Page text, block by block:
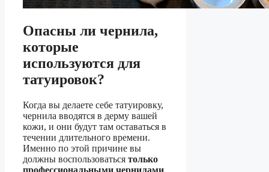
Опасны ли чернила,
которые
используются для
татуировок?
Когда вы делаете себе татуировку,
чернила вводятся в дерму вашей
кожи, и они будут там оставаться в
течении длительного времени.
Именно по этой причине вы
должны воспользоваться только
профессиональными чернилами